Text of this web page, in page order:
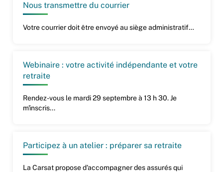
Nous transmettre du courrier
Votre courrier doit être envoyé au siège administratif…
Webinaire : votre activité indépendante et votre
retraite
Rendez-vous le mardi 29 septembre à 13 h 30. Je
m'inscris...
Participez à un atelier : préparer sa retraite
La Carsat propose d'accompagner des assurés qui